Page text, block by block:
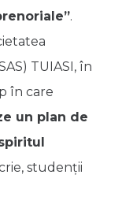
.
TUIASI, în
în care
un plan de
studenții